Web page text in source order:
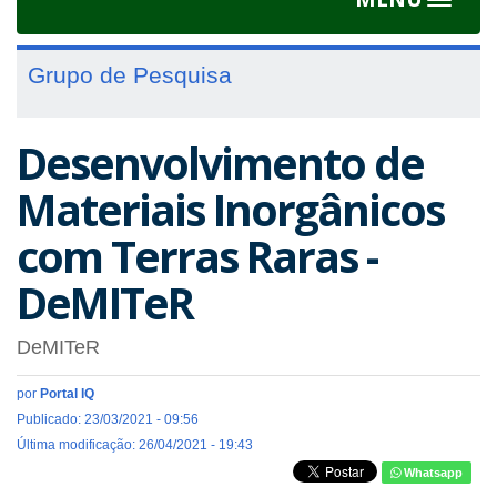
Grupo de Pesquisa
Desenvolvimento de
Materiais Inorgânicos
com Terras Raras -
DeMITeR
DeMITeR
por Portal IQ
Publicado: 23/03/2021 - 09:56
Última modificação: 26/04/2021 - 19:43
Whatsapp